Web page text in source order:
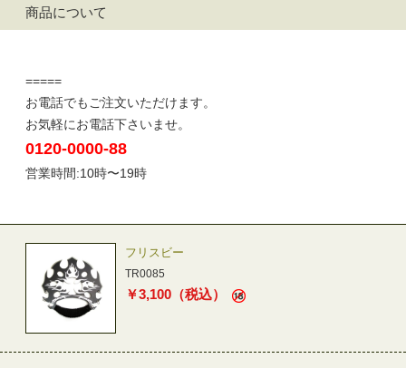
商品について
=====
お電話でもご注文いただけます。
お気軽にお電話下さいませ。
0120-0000-88
営業時間:10時〜19時
フリスビー
TR0085
￥3,100 （税込）